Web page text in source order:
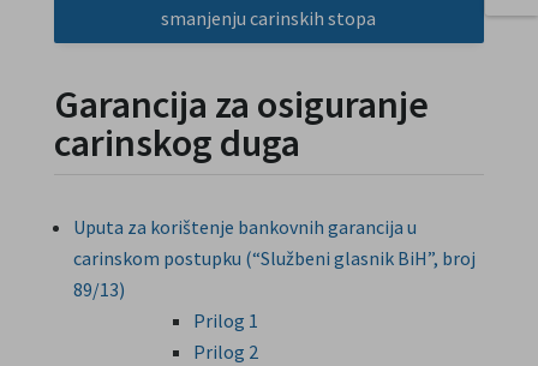
smanjenju carinskih stopa
Garancija za osiguranje
carinskog duga
Uputa za korištenje bankovnih garancija u
carinskom postupku (“Službeni glasnik BiH”, broj
89/13)
Prilog 1
Prilog 2